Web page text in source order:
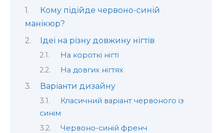
Кому підійде червоно-синій
манікюр?
Ідеї на різну довжину нігтів
На короткі нігті
На довгих нігтях
Варіанти дизайну
Класичний варіант червоного із
синім
Червоно-синій френч